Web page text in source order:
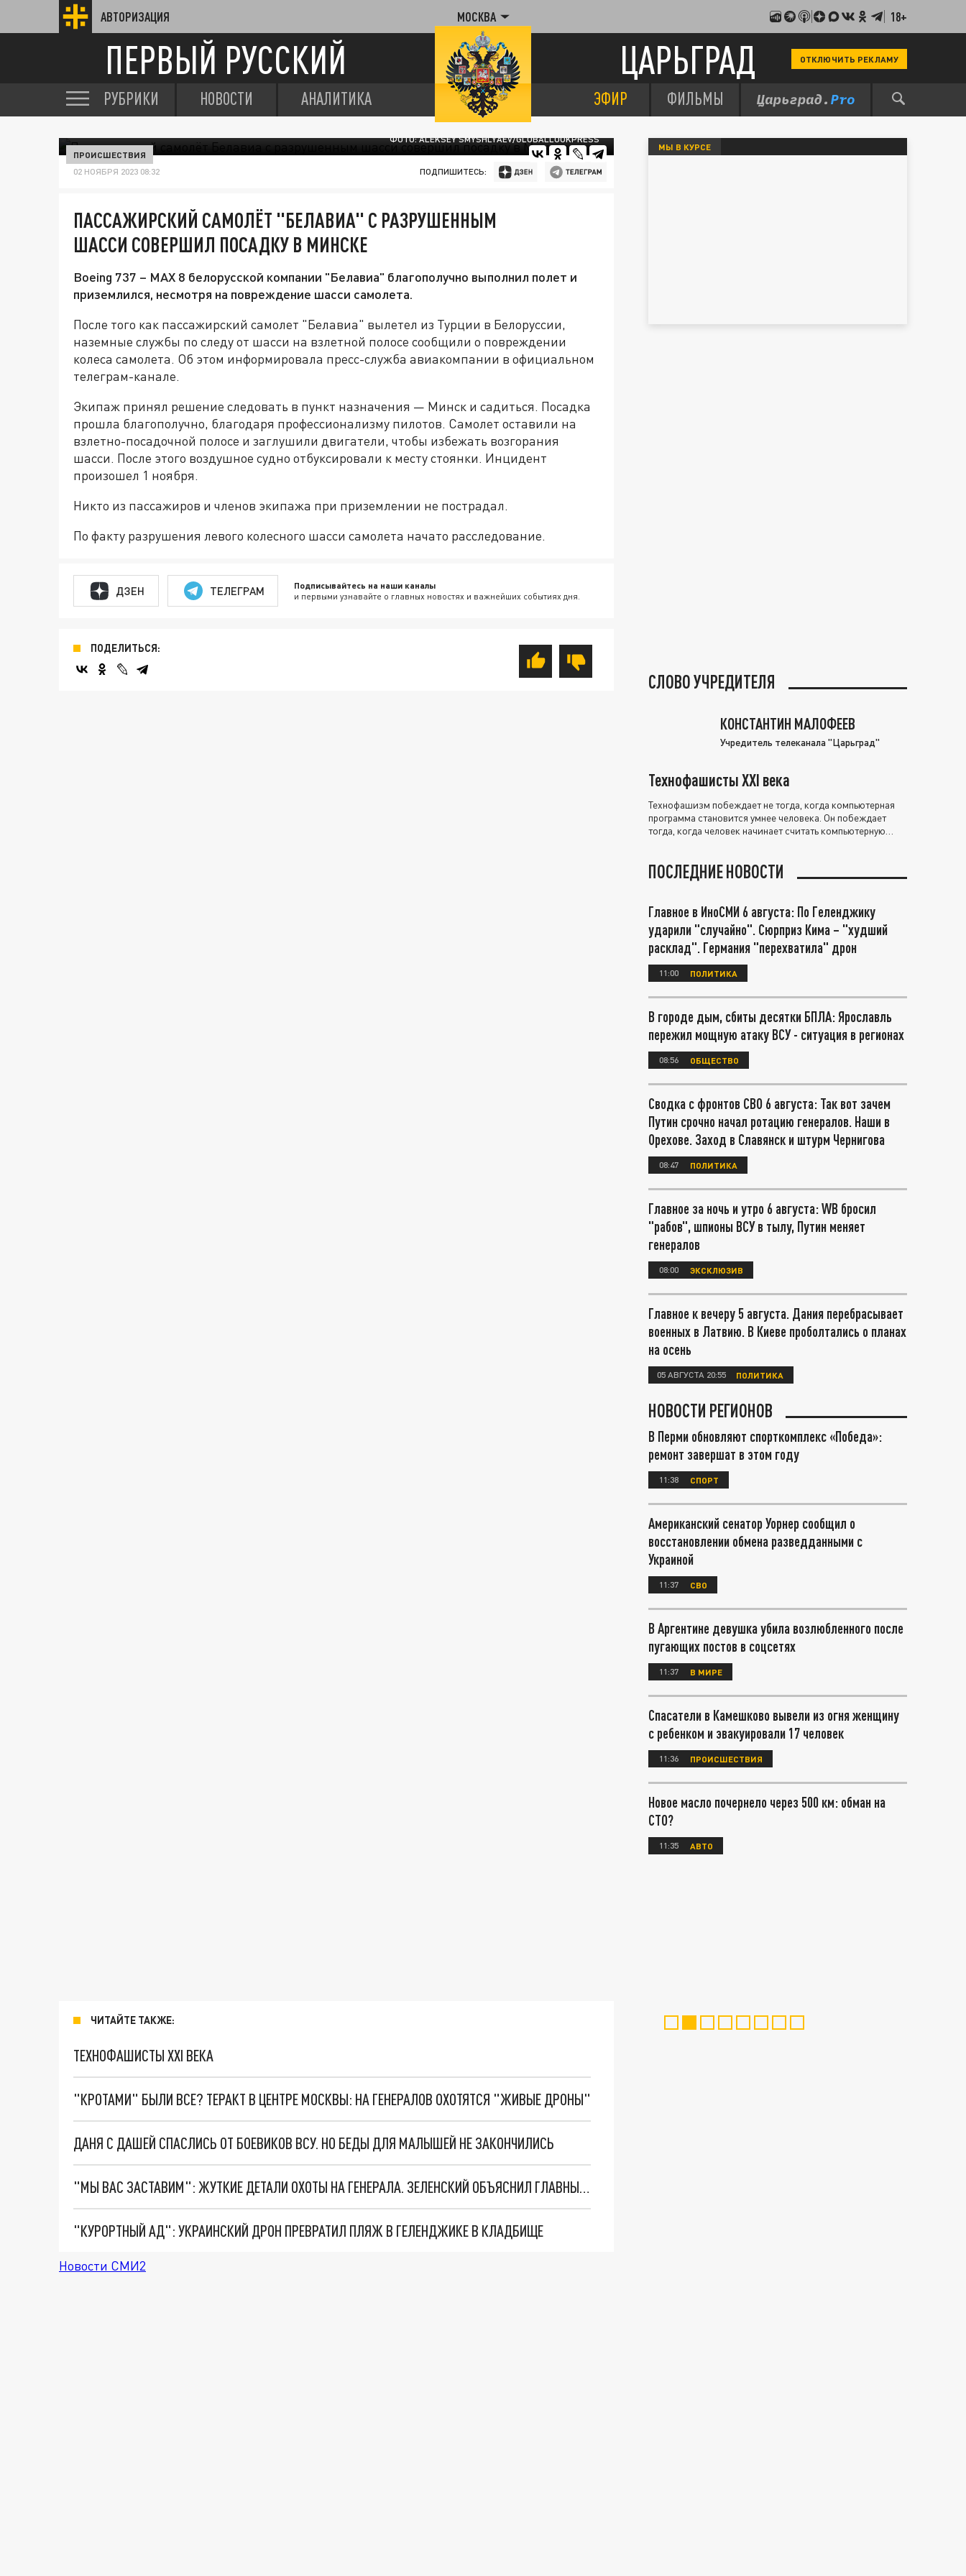
АВТОРИЗАЦИЯ МОСКВА 18+
ПЕРВЫЙ РУССКИЙ ЦАРЬГРАД ОТКЛЮЧИТЬ РЕКЛАМУ
РУБРИКИ НОВОСТИ АНАЛИТИКА ЭФИР ФИЛЬМЫ
ФОТО: ALEKSEY SMYSHLYAEV/GLOBALLOOKPRESS
ПРОИСШЕСТВИЯ
02 НОЯБРЯ 2023 08:32 ПОДПИШИТЕСЬ:
ПАССАЖИРСКИЙ САМОЛЁТ "БЕЛАВИА" С РАЗРУШЕННЫМ
ШАССИ СОВЕРШИЛ ПОСАДКУ В МИНСКЕ
Boeing 737 – MAX 8 белорусской компании "Белавиа" благополучно выполнил полет и
приземлился, несмотря на повреждение шасси самолета.
После того как пассажирский самолет "Белавиа" вылетел из Турции в Белоруссии,
наземные службы по следу от шасси на взлетной полосе сообщили о повреждении
колеса самолета. Об этом информировала пресс-служба авиакомпании в официальном
телеграм-канале.
Экипаж принял решение следовать в пункт назначения — Минск и садиться. Посадка
прошла благополучно, благодаря профессионализму пилотов. Самолет оставили на
взлетно-посадочной полосе и заглушили двигатели, чтобы избежать возгорания
шасси. После этого воздушное судно отбуксировали к месту стоянки. Инцидент
произошел 1 ноября.
Никто из пассажиров и членов экипажа при приземлении не пострадал.
По факту разрушения левого колесного шасси самолета начато расследование.
ДЗЕН ТЕЛЕГРАМ Подписывайтесь на наши каналы
и первыми узнавайте о главных новостях и важнейших событиях дня.
ПОДЕЛИТЬСЯ:
ЧИТАЙТЕ ТАКЖЕ:
ТЕХНОФАШИСТЫ XXI ВЕКА
"КРОТАМИ" БЫЛИ ВСЕ? ТЕРАКТ В ЦЕНТРЕ МОСКВЫ: НА ГЕНЕРАЛОВ ОХОТЯТСЯ "ЖИВЫЕ ДРОНЫ"
ДАНЯ С ДАШЕЙ СПАСЛИСЬ ОТ БОЕВИКОВ ВСУ. НО БЕДЫ ДЛЯ МАЛЫШЕЙ НЕ ЗАКОНЧИЛИСЬ
"МЫ ВАС ЗАСТАВИМ": ЖУТКИЕ ДЕТАЛИ ОХОТЫ НА ГЕНЕРАЛА. ЗЕЛЕНСКИЙ ОБЪЯСНИЛ ГЛАВНЫЙ СМЫСЛ ТЕРАКТА В ЦЕНТРЕ МОСКВЫ
"КУРОРТНЫЙ АД": УКРАИНСКИЙ ДРОН ПРЕВРАТИЛ ПЛЯЖ В ГЕЛЕНДЖИКЕ В КЛАДБИЩЕ
Новости СМИ2
МЫ В КУРСЕ
СЛОВО УЧРЕДИТЕЛЯ
КОНСТАНТИН МАЛОФЕЕВ
Учредитель телеканала "Царьград"
Технофашисты XXI века
Технофашизм побеждает не тогда, когда компьютерная
программа становится умнее человека. Он побеждает
тогда, когда человек начинает считать компьютерную
ПОСЛЕДНИЕ НОВОСТИ
Главное в ИноСМИ 6 августа: По Геленджику
ударили "случайно". Сюрприз Кима – "худший
расклад". Германия "перехватила" дрон
11:00 ПОЛИТИКА
В городе дым, сбиты десятки БПЛА: Ярославль
пережил мощную атаку ВСУ - ситуация в регионах
08:56 ОБЩЕСТВО
Сводка с фронтов СВО 6 августа: Так вот зачем
Путин срочно начал ротацию генералов. Наши в
Орехове. Заход в Славянск и штурм Чернигова
08:47 ПОЛИТИКА
Главное за ночь и утро 6 августа: WB бросил
"рабов", шпионы ВСУ в тылу, Путин меняет
генералов
08:00 ЭКСКЛЮЗИВ
Главное к вечеру 5 августа. Дания перебрасывает
военных в Латвию. В Киеве проболтались о планах
на осень
05 АВГУСТА 20:55 ПОЛИТИКА
НОВОСТИ РЕГИОНОВ
В Перми обновляют спорткомплекс «Победа»:
ремонт завершат в этом году
11:38 СПОРТ
Американский сенатор Уорнер сообщил о
восстановлении обмена разведданными с
Украиной
11:37 СВО
В Аргентине девушка убила возлюбленного после
пугающих постов в соцсетях
11:37 В МИРЕ
Спасатели в Камешково вывели из огня женщину
с ребенком и эвакуировали 17 человек
11:36 ПРОИСШЕСТВИЯ
Новое масло почернело через 500 км: обман на
СТО?
11:35 АВТО